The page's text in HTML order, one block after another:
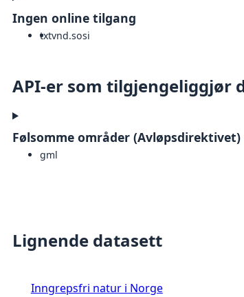
Ingen online tilgang
txtvnd.sosi
API-er som tilgjengeliggjør
Følsomme områder
gml
Lignende datasett
Inngrepsfri natur i Norge